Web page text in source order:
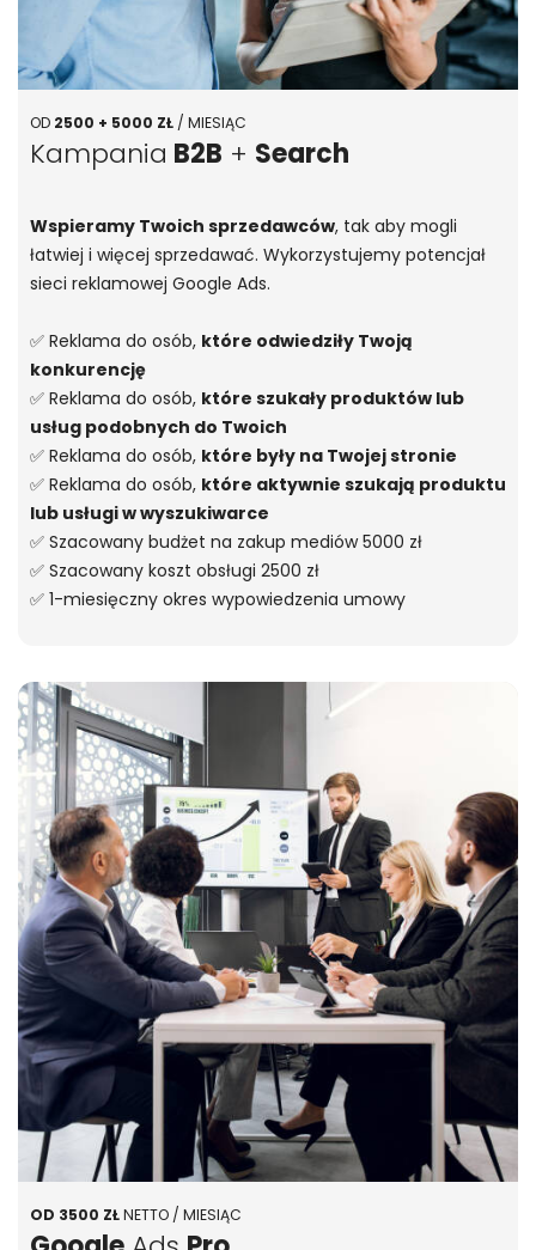
OD 2500 + 5000 ZŁ / MIESIĄC
Kampania B2B + Search
Wspieramy Twoich sprzedawców, tak aby mogli
łatwiej i więcej sprzedawać. Wykorzystujemy potencjał
sieci reklamowej Google Ads.
✅ Reklama do osób, które odwiedziły Twoją
konkurencję
✅ Reklama do osób, które szukały produktów lub
usług podobnych do Twoich
✅ Reklama do osób, które były na Twojej stronie
✅ Reklama do osób, które aktywnie szukają produktu
lub usługi w wyszukiwarce
✅ Szacowany budżet na zakup mediów 5000 zł
✅ Szacowany koszt obsługi 2500 zł
✅ 1-miesięczny okres wypowiedzenia umowy
OD 3500 ZŁNETTO / MIESIĄC